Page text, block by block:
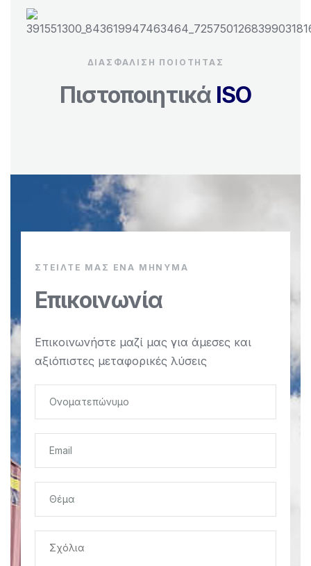
ΔΙΑΣΦΑΛΙΣΗ ΠΟΙΟΤΗΤΑΣ
Πιστοποιητικά ISO
ΣΤΕΊΛΤΕ ΜΑΣ ΈΝΑ ΜΉΝΥΜΑ
Επικοινωνία
Επικοινωνήστε μαζί μας για άμεσες και
αξιόπιστες μεταφορικές λύσεις